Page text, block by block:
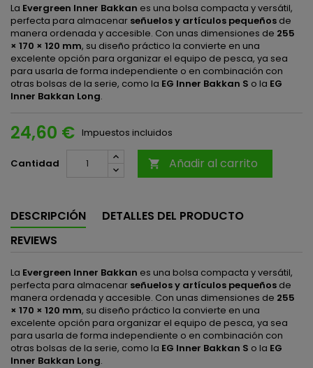
La Evergreen Inner Bakkan es una bolsa compacta y versátil,
perfecta para almacenar señuelos y artículos pequeños de
manera ordenada y accesible. Con unas dimensiones de 255
× 170 × 120 mm, su diseño práctico la convierte en una
excelente opción para organizar el equipo de pesca, ya sea
para usarla de forma independiente o en combinación con
otras bolsas de la serie, como la EG Inner Bakkan S o la EG
Inner Bakkan Long.
24,60 € Impuestos incluidos
Cantidad  Añadir al carrito
DESCRIPCIÓN
DETALLES DEL PRODUCTO
REVIEWS
La Evergreen Inner Bakkan es una bolsa compacta y versátil,
perfecta para almacenar señuelos y artículos pequeños de
manera ordenada y accesible. Con unas dimensiones de 255
× 170 × 120 mm, su diseño práctico la convierte en una
excelente opción para organizar el equipo de pesca, ya sea
para usarla de forma independiente o en combinación con
otras bolsas de la serie, como la EG Inner Bakkan S o la EG
Inner Bakkan Long.